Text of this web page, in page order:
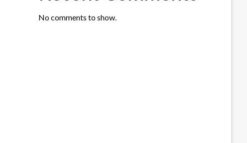
No comments to show.